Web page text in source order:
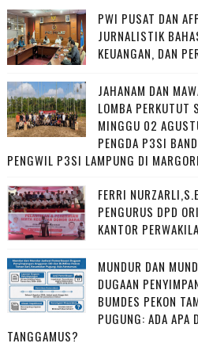
PWI PUSAT DAN
JURNALISTIK
KEUANGAN, DAN
JAHANAM DAN
LOMBA PERKUTUT
MINGGU 02
PENGDA P3SI
PENGWIL P3SI LAMPUNG DI
FERRI
PENGURUS DPD
KANTOR
MUNDUR DAN
DUGAAN
BUMDES PEKON
PUGUNG: ADA APA
TANGGAMUS?